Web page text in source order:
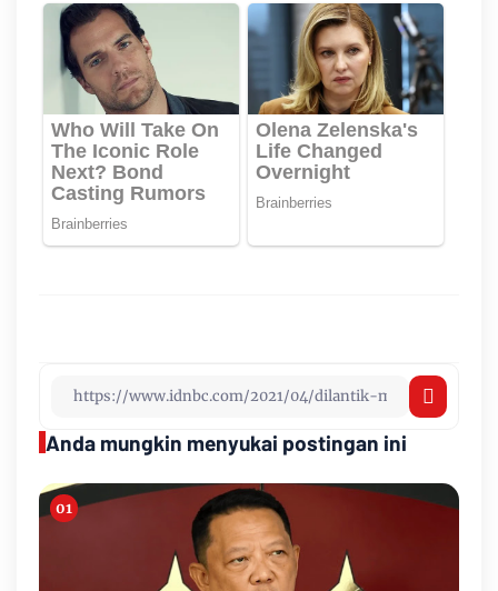
Anda mungkin menyukai postingan ini